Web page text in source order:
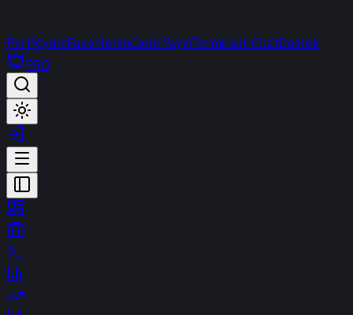
PortföyümFavorilerimCanlı YayınTerminalt-ChatDestek
PRO